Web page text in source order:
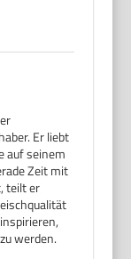
Er liebt
auf seinem
Zeit mit
teilt er
werden.